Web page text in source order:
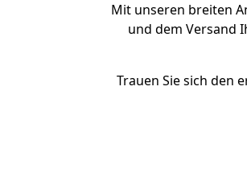
Mit unseren breiten
und dem Versand
Trauen Sie sich den